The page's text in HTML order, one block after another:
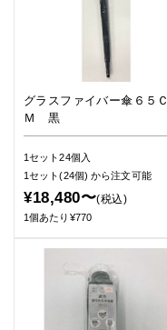
グラスファイバー傘６５Ｃ
Ｍ 黒
1セット24個入
1セット(24個)から注文可能
¥18,480〜(税込)
1個あたり¥770